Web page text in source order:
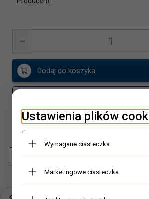
Dodaj do koszyka
Dodaj do schowka
Zapytaj o produkt Wydrukuj stronę
Ustawienia plików
Wymagane ciasteczka
Marketingowe ciasteczka